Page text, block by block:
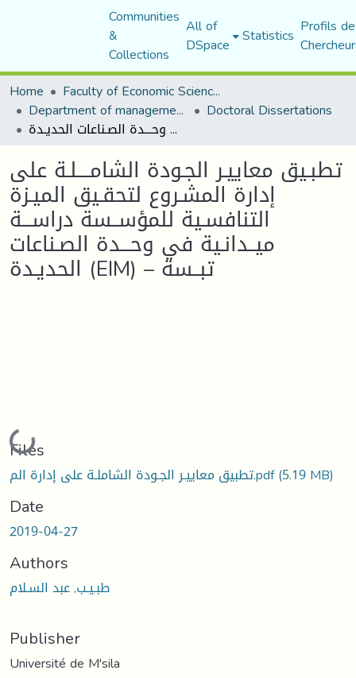
Communities
&
Collections
All of
DSpace Statistics Profils
Home
Faculty of Economic Sciences, Commerce and Management Sciences
Department of management sciences Doctoral Dissertations
تطبـيق معاييـر الجـودة الشامــــلـة على إدارة المشـروع لتحقـيق الميـزة التنافسـية للمؤســسة دراســـة ميــدانـية في وحـــدة الصـناعات الحديـدة (EIM) – تبــسة
تطبـيق معاييـر الجـودة الشامــــلـة على
إدارة المشـروع لتحقـيق الميـزة
التنافسـية للمؤســسة دراســـة
ميــدانـية في وحـــدة الصـناعات
الحديـدة (EIM) – تبــسة
Loading...
Files
تطبيق معاييـر الجـودة الشاملـة على إدارة الم.pdf(5.19 MB)
Date
2019-04-27
Authors
طبـيـب, عبد السـلام
Publisher
Université de M'sila